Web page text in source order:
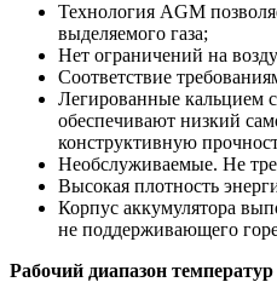
Технология AGM
выделяемого газа;
Нет ограничений на
Соответствие
Легированные кальцием
обеспечивают низкий
конструктивную
Необслуживаемые. Не
Высокая плотность
Корпус аккумулятора
не поддерживающего
Рабочий диапазон температур